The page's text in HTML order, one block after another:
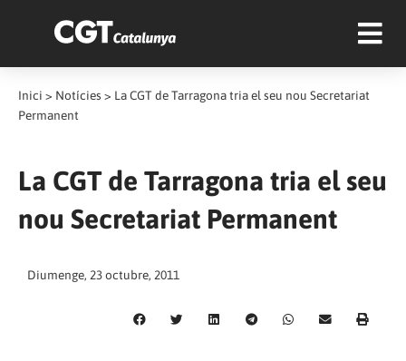
Inici > Notícies > La CGT de Tarragona tria el seu nou Secretariat
Permanent
La CGT de Tarragona tria el seu
nou Secretariat Permanent
Diumenge, 23 octubre, 2011